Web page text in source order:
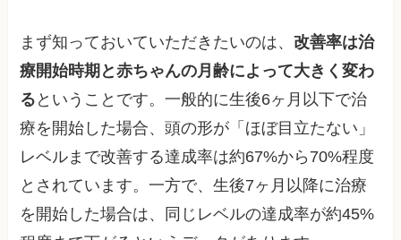
まず知っておいていただきたいのは、改善率は治
療開始時期と赤ちゃんの月齢によって大きく変わ
る ということです。一般的に生後6ヶ月以下で治
療を開始した場合、頭の形が「ほぼ目立たない」
レベルまで改善する達成率は約67%から70%程度
とされています。一方で、生後7ヶ月以降に治療
を開始した場合は、同じレベルの達成率が約45%